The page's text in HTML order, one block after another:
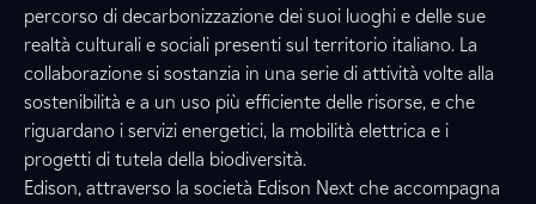
percorso di decarbonizzazione dei suoi luoghi e delle sue
realtà culturali e sociali presenti sul territorio italiano. La
collaborazione si sostanzia in una serie di attività volte alla
sostenibilità e a un uso più efficiente delle risorse, e che
riguardano i servizi energetici, la mobilità elettrica e i
progetti di tutela della biodiversità.
Edison, attraverso la società Edison Next che accompagna